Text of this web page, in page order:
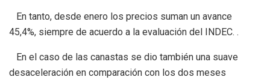
En tanto, desde enero los precios suman un avance
45,4%, siempre de acuerdo a la evaluación del INDEC. .
En el caso de las canastas se dio también una suave
desaceleración en comparación con los dos meses